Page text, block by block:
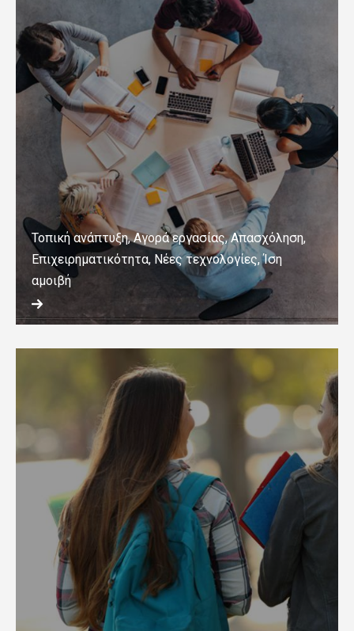
Τοπική ανάπτυξη, Αγορά εργασίας, Απασχόληση,
Επιχειρηματικότητα, Νέες τεχνολογίες, Ίση
αμοιβή